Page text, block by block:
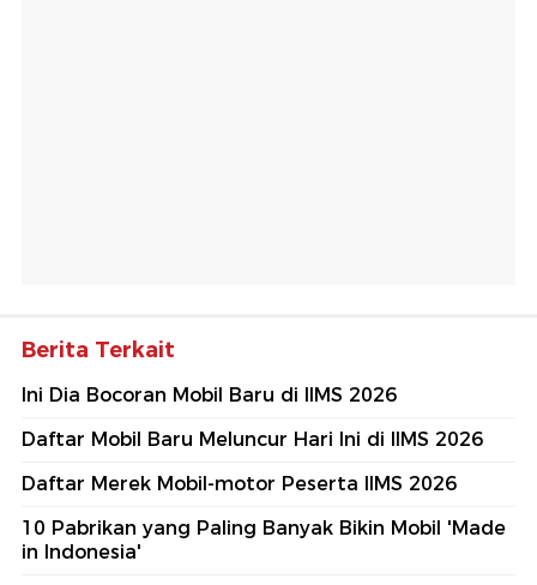
Berita Terkait
Ini Dia Bocoran Mobil Baru di IIMS 2026
Daftar Mobil Baru Meluncur Hari Ini di IIMS 2026
Daftar Merek Mobil-motor Peserta IIMS 2026
10 Pabrikan yang Paling Banyak Bikin Mobil 'Made
in Indonesia'